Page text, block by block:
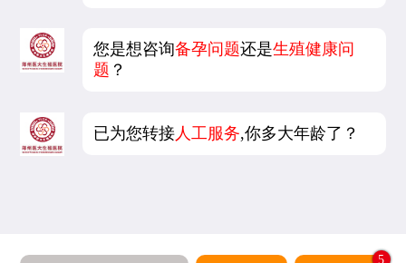
您是想咨询备孕问题还是生殖健康问
题 ？
已为您转接 人工服务,你多大年龄了？
5